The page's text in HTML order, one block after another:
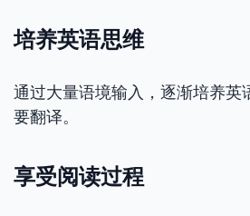
培养英语思维
通过大量语境输入，逐渐培养英
要翻译。
享受阅读过程